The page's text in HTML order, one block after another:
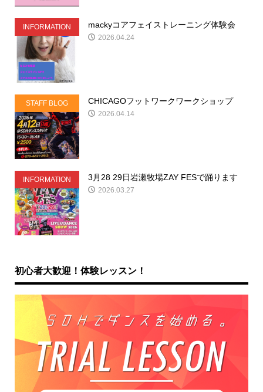
INFORMATION mackyコアフェイストレーニング体験会
2026.04.24
STAFF BLOG CHICAGOフットワークワークショップ
2026.04.14
INFORMATION 3月28 29日岩瀬牧場ZAY FESで踊ります
2026.03.27
初心者大歓迎！体験レッスン！